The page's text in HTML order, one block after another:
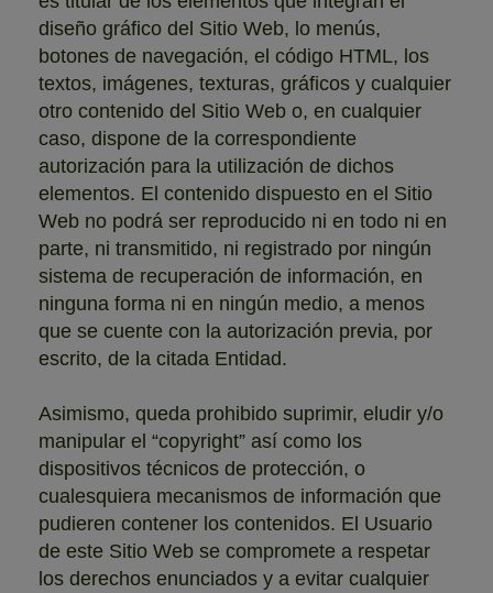
diseño gráfico del Sitio Web, lo menús,
botones de navegación, el código HTML, los
textos, imágenes, texturas, gráficos y cualquier
otro contenido del Sitio Web o, en cualquier
caso, dispone de la correspondiente
autorización para la utilización de dichos
elementos. El contenido dispuesto en el Sitio
Web no podrá ser reproducido ni en todo ni en
parte, ni transmitido, ni registrado por ningún
sistema de recuperación de información, en
ninguna forma ni en ningún medio, a menos
que se cuente con la autorización previa, por
escrito, de la citada Entidad.
Asimismo, queda prohibido suprimir, eludir y/o
manipular el “copyright” así como los
dispositivos técnicos de protección, o
cualesquiera mecanismos de información que
pudieren contener los contenidos. El Usuario
de este Sitio Web se compromete a respetar
los derechos enunciados y a evitar cualquier